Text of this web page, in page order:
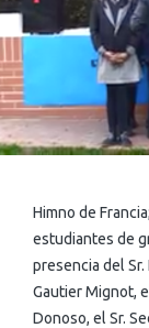
Himno de
estudiantes de
presencia del Sr.
Gautier Mignot,
Donoso, el Sr.